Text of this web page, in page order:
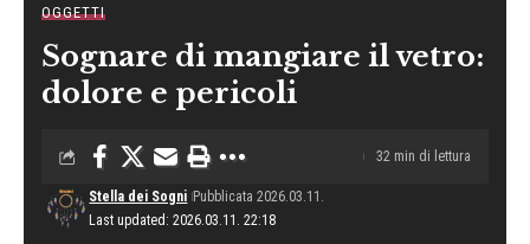
OGGETTI
Sognare di mangiare il vetro:
dolore e pericoli
Last updated: 2026.03.11. 22:18
Stella dei Sogni Pubblicata 2026.03.11.
32 min di lettura